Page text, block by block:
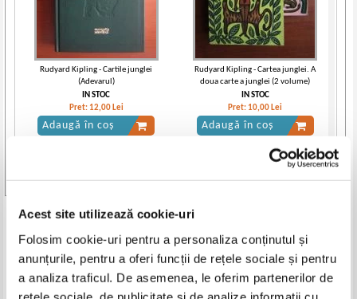
Acest site utilizează cookie-uri
Folosim cookie-uri pentru a personaliza conținutul și
anunțurile, pentru a oferi funcții de rețele sociale și pentru
a analiza traficul. De asemenea, le oferim partenerilor de
Rudyard Kipling - Cartile junglei
(Adevarul)
IN STOC
Pret: 12,00 Lei
Adaugă în coș
Rudyard Kipling - Cartea junglei. A
doua carte a junglei (2 volume)
IN STOC
Pret: 10,00 Lei
Adaugă în coș
Vezi toate edițiile »
Produse din aceeasi categorie
-35% -25%